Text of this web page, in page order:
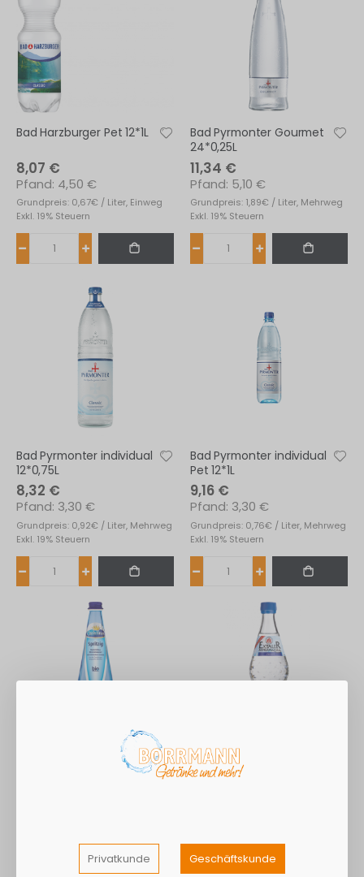
Bad Harzburger Pet 12*1L
8,07 €
Grundpreis: 0,67€ / Liter, Einweg
4,50 €
Exkl. 19% Steuern
Bad Pyrmonter Gourmet
24*0,25L
11,34 €
Grundpreis: 1,89€ / Liter, Mehrweg
5,10 €
Exkl. 19% Steuern
Bad Pyrmonter individual
12*0,75L
8,32 €
Grundpreis: 0,92€ / Liter, Mehrweg
3,30 €
Exkl. 19% Steuern
Bad Pyrmonter individual
Pet 12*1L
9,16 €
Grundpreis: 0,76€ / Liter, Mehrweg
3,30 €
Exkl. 19% Steuern
Grundpreis: 0,88€ / Liter, Mehrweg
Exkl. 19% Steuern
Extaler Brunnen 12*0,70L
Grundpreis: 0,79€ / Liter, Mehrweg
Exkl. 19% Steuern
Privatkunde Geschäftskunde